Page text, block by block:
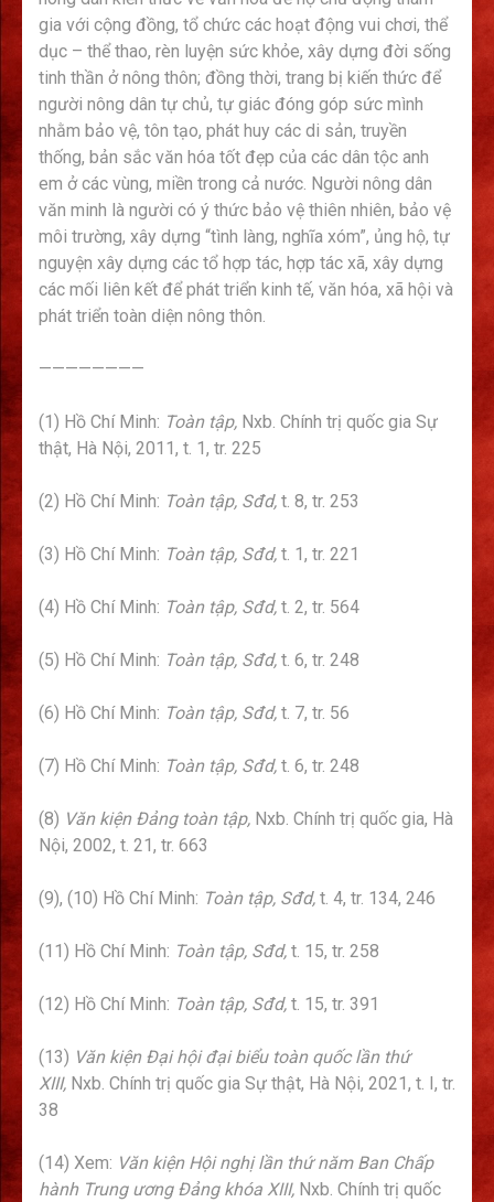
gia với cộng đồng, tổ chức các hoạt động vui chơi, thể
dục – thể thao, rèn luyện sức khỏe, xây dựng đời sống
tinh thần ở nông thôn; đồng thời, trang bị kiến thức để
người nông dân tự chủ, tự giác đóng góp sức mình
nhằm bảo vệ, tôn tạo, phát huy các di sản, truyền
thống, bản sắc văn hóa tốt đẹp của các dân tộc anh
em ở các vùng, miền trong cả nước. Người nông dân
văn minh là người có ý thức bảo vệ thiên nhiên, bảo vệ
môi trường, xây dựng “tình làng, nghĩa xóm”, ủng hộ, tự
nguyện xây dựng các tổ hợp tác, hợp tác xã, xây dựng
các mối liên kết để phát triển kinh tế, văn hóa, xã hội và
phát triển toàn diện nông thôn.
————————
(1) Hồ Chí Minh: Toàn tập, Nxb. Chính trị quốc gia Sự
thật, Hà Nội, 2011, t. 1, tr. 225
(2) Hồ Chí Minh: Toàn tập, Sđd, t. 8, tr. 253
(3) Hồ Chí Minh: Toàn tập, Sđd, t. 1, tr. 221
(4) Hồ Chí Minh: Toàn tập, Sđd, t. 2, tr. 564
(5) Hồ Chí Minh: Toàn tập, Sđd, t. 6, tr. 248
(6) Hồ Chí Minh: Toàn tập, Sđd, t. 7, tr. 56
(7) Hồ Chí Minh: Toàn tập, Sđd, t. 6, tr. 248
(8) Văn kiện Đảng toàn tập, Nxb. Chính trị quốc gia, Hà
Nội, 2002, t. 21, tr. 663
(9), (10) Hồ Chí Minh: Toàn tập, Sđd, t. 4, tr. 134, 246
(11) Hồ Chí Minh: Toàn tập, Sđd, t. 15, tr. 258
(12) Hồ Chí Minh: Toàn tập, Sđd, t. 15, tr. 391
(13) Văn kiện Đại hội đại biểu toàn quốc lần thứ
XIII, Nxb. Chính trị quốc gia Sự thật, Hà Nội, 2021, t. I, tr.
38
(14) Xem: Văn kiện Hội nghị lần thứ năm Ban Chấp
hành Trung ương Đảng khóa XIII, Nxb. Chính trị quốc